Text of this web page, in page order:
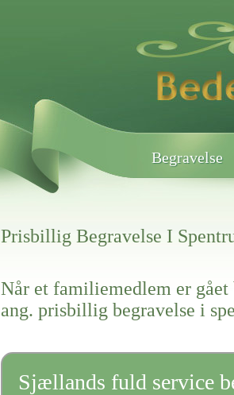
Begravelse
Prisbillig Begravelse I
Når et familiemedlem er gået
ang. prisbillig begravelse i
Sjællands fuld service